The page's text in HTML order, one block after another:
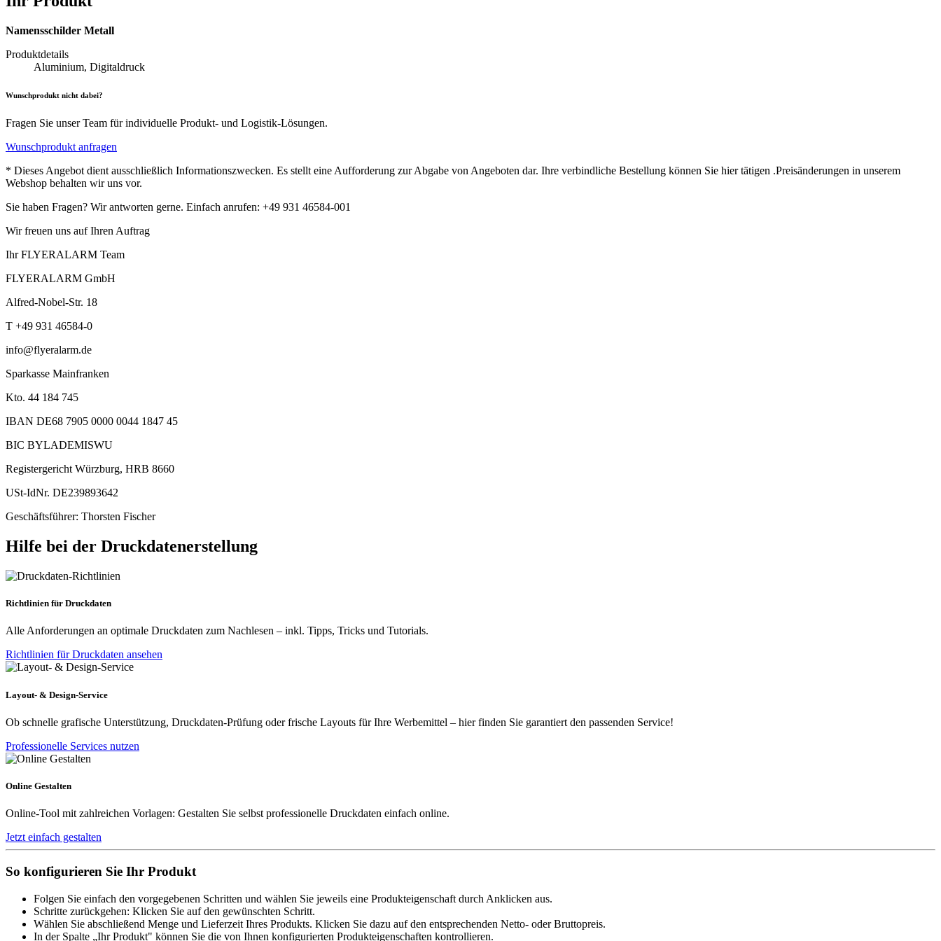
Namensschilder Metall
Produktdetails
Aluminium, Digitaldruck
Wunschprodukt nicht dabei?
Fragen Sie unser Team für individuelle Produkt- und Logistik-Lösungen.
Wunschprodukt anfragen
* Dieses Angebot dient ausschließlich Informationszwecken. Es stellt eine Aufforderung zur Abgabe von Angeboten dar. Ihre verbindliche Bestellung können Sie hier tätigen .Preisänderungen in unserem
Webshop behalten wir uns vor.
Sie haben Fragen? Wir antworten gerne. Einfach anrufen: +49 931 46584-001
Wir freuen uns auf Ihren Auftrag
Ihr FLYERALARM Team
FLYERALARM GmbH
Alfred-Nobel-Str. 18
T +49 931 46584-0
info@flyeralarm.de
Sparkasse Mainfranken
Kto. 44 184 745
IBAN DE68 7905 0000 0044 1847 45
BIC BYLADEMISWU
Registergericht Würzburg, HRB 8660
USt-IdNr. DE239893642
Geschäftsführer: Thorsten Fischer
Hilfe bei der Druckdatenerstellung
Richtlinien für Druckdaten
Alle Anforderungen an optimale Druckdaten zum Nachlesen – inkl. Tipps, Tricks und Tutorials.
Richtlinien für Druckdaten ansehen
Layout- & Design-Service
Ob schnelle grafische Unterstützung, Druckdaten-Prüfung oder frische Layouts für Ihre Werbemittel – hier finden Sie garantiert den passenden Service!
Professionelle Services nutzen
Online Gestalten
Online-Tool mit zahlreichen Vorlagen: Gestalten Sie selbst professionelle Druckdaten einfach online.
Jetzt einfach gestalten
So konfigurieren Sie Ihr Produkt
Folgen Sie einfach den vorgegebenen Schritten und wählen Sie jeweils eine Produkteigenschaft durch Anklicken aus.
Schritte zurückgehen: Klicken Sie auf den gewünschten Schritt.
Wählen Sie abschließend Menge und Lieferzeit Ihres Produkts. Klicken Sie dazu auf den entsprechenden Netto- oder Bruttopreis.
In der Spalte „Ihr Produkt" können Sie die von Ihnen konfigurierten Produkteigenschaften kontrollieren.